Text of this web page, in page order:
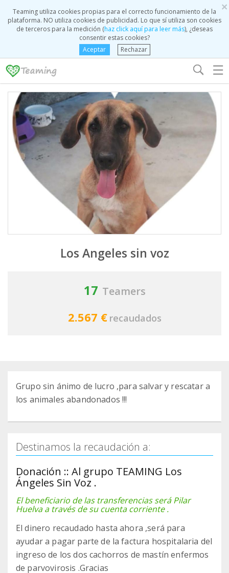
×
Teaming utiliza cookies propias para el correcto funcionamiento de la
plataforma. NO utiliza cookies de publicidad. Lo que sí utiliza son cookies
de terceros para la medición (haz click aquí para leer más), ¿deseas
consentir estas cookies?
Aceptar
Rechazar
☰
Los Angeles sin voz
17 Teamers
2.567 € recaudados
Grupo sin ánimo de lucro ,para salvar y rescatar a
los animales abandonados !!!
Destinamos la recaudación a:
Donación :: Al grupo TEAMING Los
Ángeles Sin Voz .
El beneficiario de las transferencias será Pilar
Huelva a través de su cuenta corriente .
El dinero recaudado hasta ahora ,será para
ayudar a pagar parte de la factura hospitalaria del
ingreso de los dos cachorros de mastín enfermos
de parvovirosis .Gracias